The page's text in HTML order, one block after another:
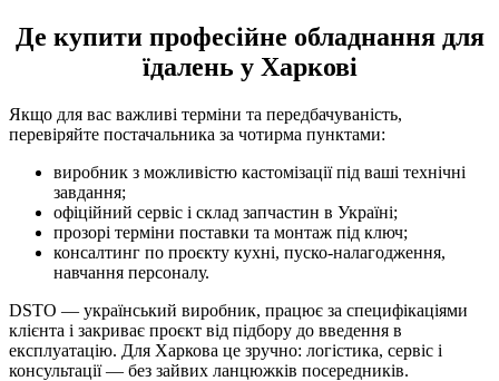
Де купити професійне обладнання для
їдалень у Харкові
Якщо для вас важливі терміни та передбачуваність,
перевіряйте постачальника за чотирма пунктами:
виробник з можливістю кастомізації під ваші технічні
завдання;
офіційний сервіс і склад запчастин в Україні;
прозорі терміни поставки та монтаж під ключ;
консалтинг по проєкту кухні, пуско-налагодження,
навчання персоналу.
DSTO — український виробник, працює за специфікаціями
клієнта і закриває проєкт від підбору до введення в
експлуатацію. Для Харкова це зручно: логістика, сервіс і
консультації — без зайвих ланцюжків посередників.